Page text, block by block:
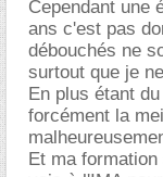
Cependant une
ans c'est pas
débouchés ne
surtout que je
En plus étant
forcément la
Et ma